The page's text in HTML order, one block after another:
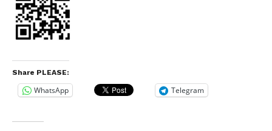
Share PLEASE:
WhatsApp Telegram